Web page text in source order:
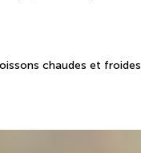
chaudes et